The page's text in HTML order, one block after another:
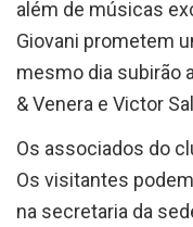
além de músicas
Giovani prometem
mesmo dia subirão
& Venera e Victor
Os associados do
Os visitantes
na secretaria da